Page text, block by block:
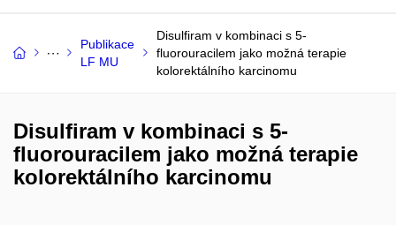
Publikace
LF MU
Disulfiram v kombinaci s 5-
fluorouracilem jako možná terapie
kolorektálního karcinomu
Disulfiram v kombinaci s 5-
fluorouracilem jako možná terapie
kolorektálního karcinomu